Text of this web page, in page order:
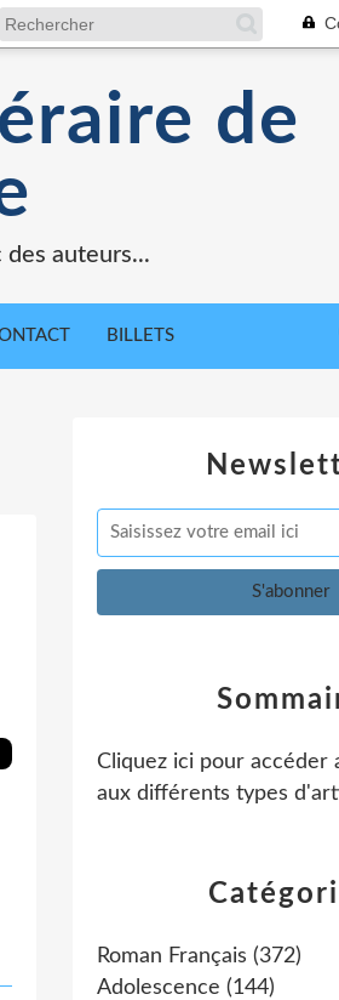
de
auteurs...
BILLETS
Roman Français (372)
Adolescence (144)
Cliquez ici pour accéder
aux différents types